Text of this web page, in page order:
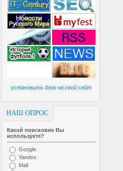
установить блок на свой сайт
НАШ ОПРОС
Какой поисковик Вы
используете?
Google
Yandex
Mail